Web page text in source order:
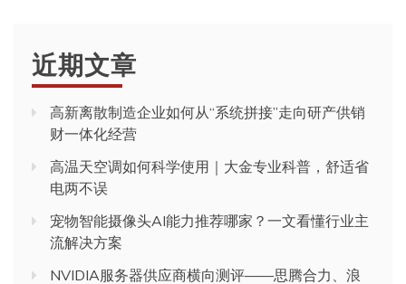
近期文章
高新离散制造企业如何从“系统拼接”走向研产供销
财一体化经营
高温天空调如何科学使用｜大金专业科普，舒适省
电两不误
宠物智能摄像头AI能力推荐哪家？一文看懂行业主
流解决方案
NVIDIA服务器供应商横向测评——思腾合力、浪